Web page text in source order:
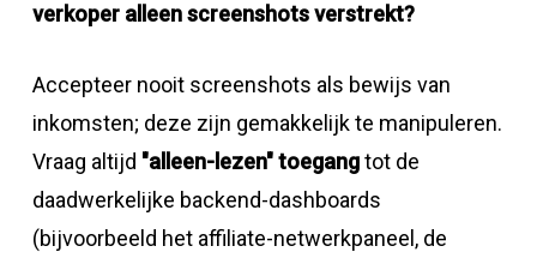
verkoper alleen screenshots verstrekt?
Accepteer nooit screenshots als bewijs van
inkomsten; deze zijn gemakkelijk te manipuleren.
Vraag altijd "alleen-lezen" toegangtot de
daadwerkelijke backend-dashboards
(bijvoorbeeld het affiliate-netwerkpaneel, de